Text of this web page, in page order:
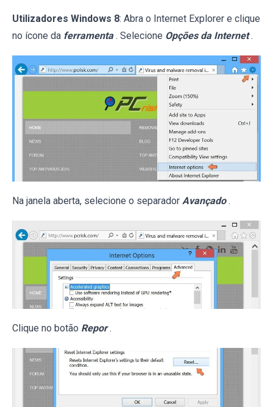
Utilizadores Windows 8: Abra o Internet Explorer e clique
no ícone da ferramenta . Selecione Opções da Internet .
Na janela aberta, selecione o separador Avançado .
Clique no botão Repor .